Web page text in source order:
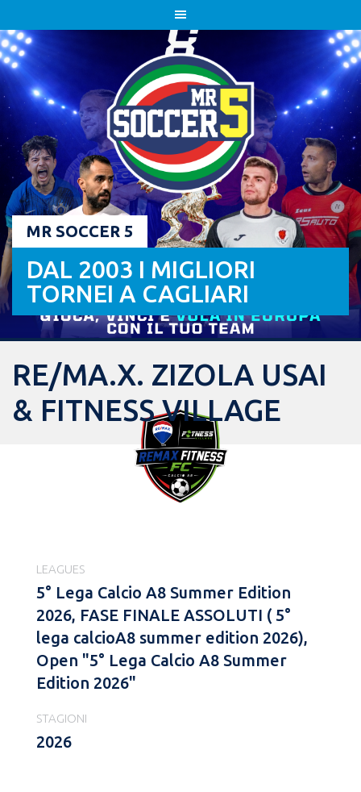
to
content
MR SOCCER 5
DAL 2003 I MIGLIORI
TORNEI A CAGLIARI
RE/MA.X. ZIZOLA USAI
& FITNESS VILLAGE
LEAGUES
5° Lega Calcio A8 Summer Edition
2026, FASE FINALE ASSOLUTI ( 5°
lega calcioA8 summer edition 2026),
Open "5° Lega Calcio A8 Summer
Edition 2026"
STAGIONI
2026